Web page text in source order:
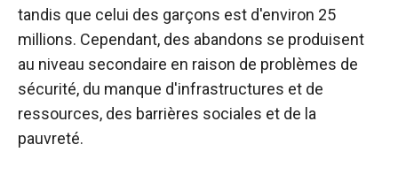
tandis que celui des garçons est d'environ 25
millions. Cependant, des abandons se produisent
au niveau secondaire en raison de problèmes de
sécurité, du manque d'infrastructures et de
ressources, des barrières sociales et de la
pauvreté.